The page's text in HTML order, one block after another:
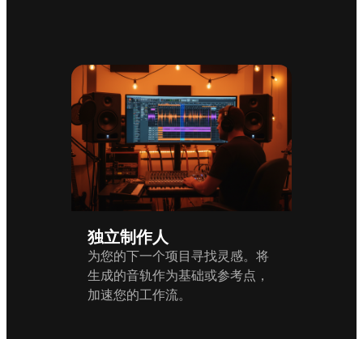
独立制作人
为您的下一个项目寻找灵感。将
生成的音轨作为基础或参考点，
加速您的工作流。